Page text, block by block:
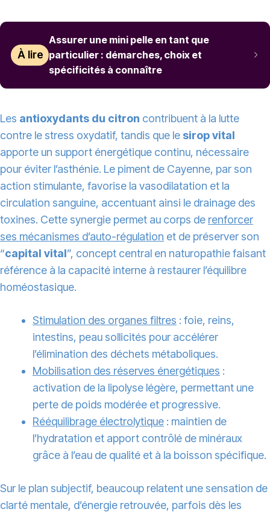
À lire
Assurer une mini pelle en tant que
particulier : démarches, choix et
spécificités à connaître
Les antioxydants du citron contribuent à la lutte
contre le stress oxydatif, tandis que le sirop vital
apporte un support énergétique continu, nécessaire
pour éviter l’asthénie. Le piment de Cayenne, par son
action stimulante, favorise la vasodilatation et la
circulation sanguine, accentuant ainsi le drainage des
toxines. Cette synergie permet au corps de renforcer
ses mécanismes d’auto-régulation et de préserver son
“capital vital”, concept central en naturopathie faisant
référence à la capacité interne à restaurer l’équilibre
homéostasique.
Stimulation des organes filtres : foie, reins,
intestins, peau sollicités pour accélérer
l’élimination des déchets métaboliques.
Mobilisation des réserves énergétiques :
activation de la lipolyse légère, permettant une
perte de poids modérée et progressive.
Rééquilibrage électrolytique : maintien de
l’hydratation et apport contrôlé de minéraux
grâce à l’eau de qualité et à la boisson spécifique.
Sur le plan subjectif, beaucoup relatent une sensation de
clarté mentale, d’énergie retrouvée, parfois dès les